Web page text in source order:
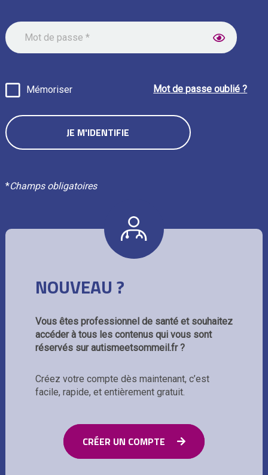
Mémoriser Mot de passe oublié ?
*Champs obligatoires
NOUVEAU ?
Vous êtes professionnel de santé et souhaitez
accéder à tous les contenus qui vous sont
réservés sur autismeetsommeil.fr ?
Créez votre compte dès maintenant, c’est
facile, rapide, et entièrement gratuit.
CRÉER UN COMPTE